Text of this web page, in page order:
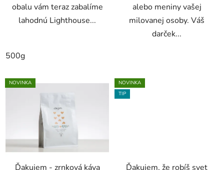
obalu vám teraz zabalíme
lahodnú Lighthouse...
500g
alebo meniny vašej
milovanej osoby. Váš
darček...
NOVINKA
Ďakujem - zrnková káva
NOVINKA
TIP
Ďakujem, že robíš svet